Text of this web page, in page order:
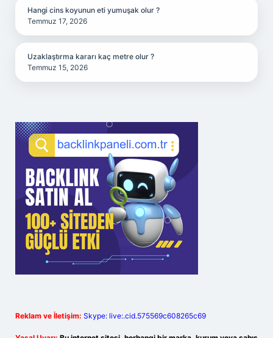
Hangi cins koyunun eti yumuşak olur ?
Temmuz 17, 2026
Uzaklaştırma kararı kaç metre olur ?
Temmuz 15, 2026
Reklam ve İletişim: Skype: live:.cid.575569c608265c69